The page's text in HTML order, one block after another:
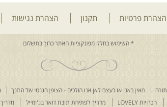
הצהרת פרטיות תקנון הצהרת נגישות
תורה מאין באנו או בעצם לאן אנו הולכים - הצופן הגנטי של התנך
הכרויות LOVELY מדריך לפתיחת תיבת דואר בג'ימייל